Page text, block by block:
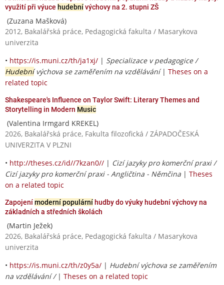
využití při výuce hudebnívýchovy na 2. stupni ZŠ
(Zuzana Mašková)
2012, Bakalářská práce, Pedagogická fakulta / Masarykova
univerzita
• https://is.muni.cz/th/ja1xj/ | Specializace v pedagogice /
Hudebnívýchova se zaměřením na vzdělávání| Theses on a
related topic
Shakespeare's Influence on Taylor Swift: Literary Themes and
Storytelling in Modern Music
(Valentina Irmgard KREKEL)
2026, Bakalářská práce, Fakulta filozofická / ZÁPADOČESKÁ
UNIVERZITA V PLZNI
• http://theses.cz/id//7kzan0// | Cizí jazyky pro komerční praxi /
Cizí jazyky pro komerční praxi - Angličtina - Němčina | Theses
on a related topic
Zapojenímoderní populárníhudby do výuky hudební výchovy na
základních a středních školách
(Martin Ježek)
2026, Bakalářská práce, Pedagogická fakulta / Masarykova
univerzita
• https://is.muni.cz/th/z0y5a/ | Hudební výchova se zaměřením
na vzdělávání / | Theses on a related topic